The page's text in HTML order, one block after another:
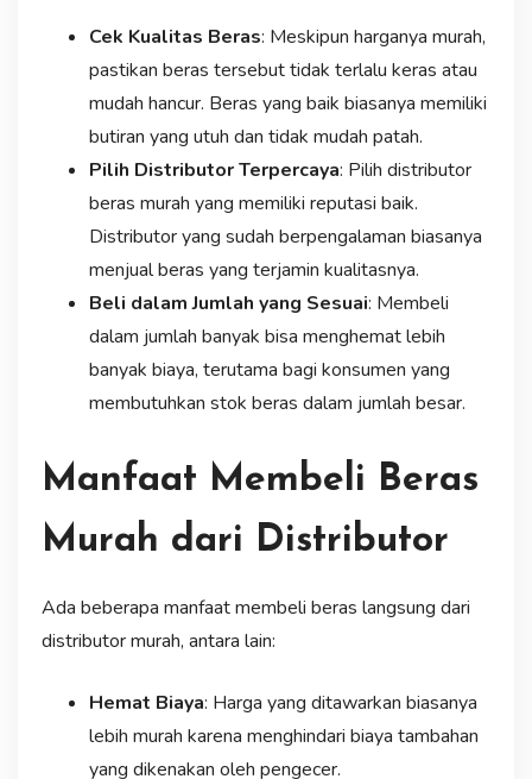
Cek Kualitas Beras: Meskipun harganya murah,
pastikan beras tersebut tidak terlalu keras atau
mudah hancur. Beras yang baik biasanya memiliki
butiran yang utuh dan tidak mudah patah.
Pilih Distributor Terpercaya: Pilih distributor
beras murah yang memiliki reputasi baik.
Distributor yang sudah berpengalaman biasanya
menjual beras yang terjamin kualitasnya.
Beli dalam Jumlah yang Sesuai: Membeli
dalam jumlah banyak bisa menghemat lebih
banyak biaya, terutama bagi konsumen yang
membutuhkan stok beras dalam jumlah besar.
Manfaat Membeli Beras
Murah dari Distributor
Ada beberapa manfaat membeli beras langsung dari
distributor murah, antara lain:
Hemat Biaya: Harga yang ditawarkan biasanya
lebih murah karena menghindari biaya tambahan
yang dikenakan oleh pengecer.